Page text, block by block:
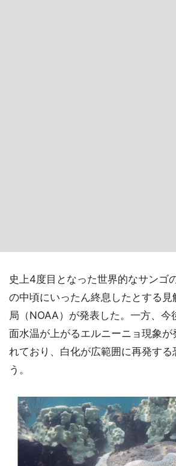
史上4度目となった世界的なサンゴ
の中頃にいったん終息したとする
局（NOAA）が発表した。一方、今
面水温が上がるエルニーニョ現象が
れており、白化が広範囲に再発する
う。